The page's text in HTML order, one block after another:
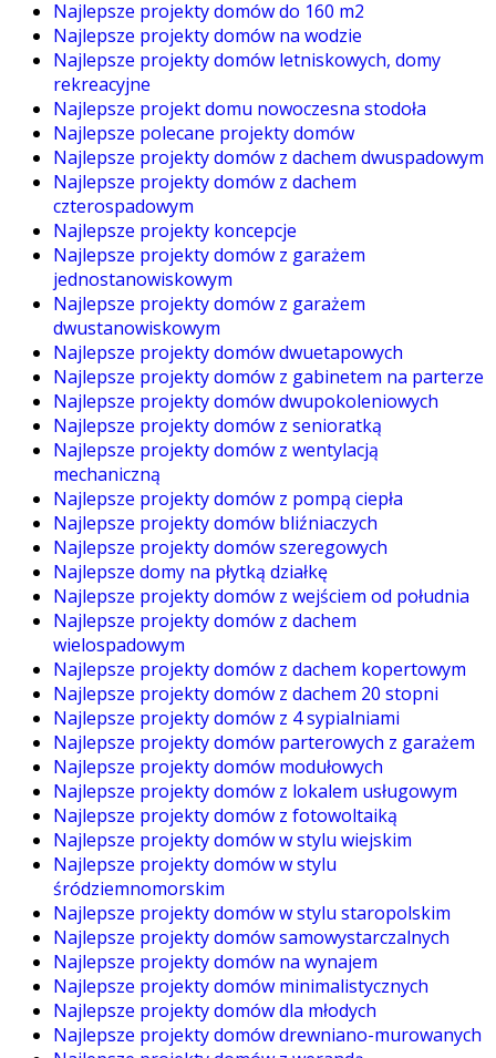
Najlepsze projekty domów do 160 m2
Najlepsze projekty domów na wodzie
Najlepsze projekty domów letniskowych, domy
rekreacyjne
Najlepsze projekt domu nowoczesna stodoła
Najlepsze polecane projekty domów
Najlepsze projekty domów z dachem dwuspadowym
Najlepsze projekty domów z dachem
czterospadowym
Najlepsze projekty koncepcje
Najlepsze projekty domów z garażem
jednostanowiskowym
Najlepsze projekty domów z garażem
dwustanowiskowym
Najlepsze projekty domów dwuetapowych
Najlepsze projekty domów z gabinetem na parterze
Najlepsze projekty domów dwupokoleniowych
Najlepsze projekty domów z senioratką
Najlepsze projekty domów z wentylacją
mechaniczną
Najlepsze projekty domów z pompą ciepła
Najlepsze projekty domów bliźniaczych
Najlepsze projekty domów szeregowych
Najlepsze domy na płytką działkę
Najlepsze projekty domów z wejściem od południa
Najlepsze projekty domów z dachem
wielospadowym
Najlepsze projekty domów z dachem kopertowym
Najlepsze projekty domów z dachem 20 stopni
Najlepsze projekty domów z 4 sypialniami
Najlepsze projekty domów parterowych z garażem
Najlepsze projekty domów modułowych
Najlepsze projekty domów z lokalem usługowym
Najlepsze projekty domów z fotowoltaiką
Najlepsze projekty domów w stylu wiejskim
Najlepsze projekty domów w stylu
śródziemnomorskim
Najlepsze projekty domów w stylu staropolskim
Najlepsze projekty domów samowystarczalnych
Najlepsze projekty domów na wynajem
Najlepsze projekty domów minimalistycznych
Najlepsze projekty domów dla młodych
Najlepsze projekty domów drewniano-murowanych